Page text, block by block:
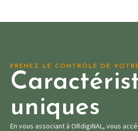
PRENEZ LE CONTRÔLE DE
uniques
En vous associant à ORdigiNAL, vous